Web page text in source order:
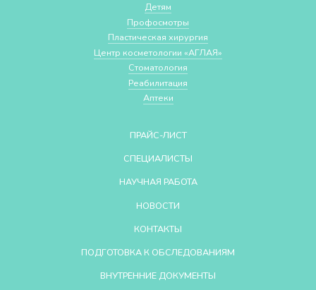
Детям
Профосмотры
Пластическая хирургия
Центр косметологии «АГЛАЯ»
Стоматология
Реабилитация
Аптеки
ПРАЙС-ЛИСТ
СПЕЦИАЛИСТЫ
НАУЧНАЯ РАБОТА
НОВОСТИ
КОНТАКТЫ
ПОДГОТОВКА К ОБСЛЕДОВАНИЯМ
ВНУТРЕННИЕ ДОКУМЕНТЫ